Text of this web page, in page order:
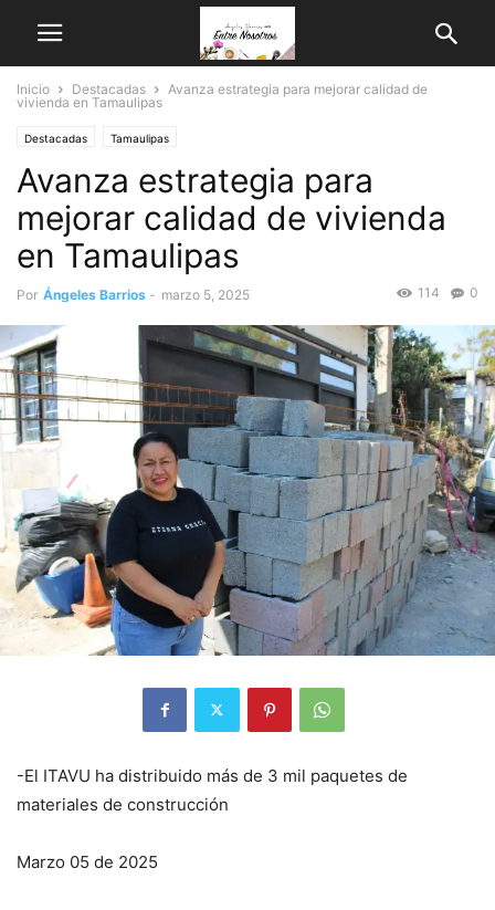
Inicio Destacadas
Avanza estrategia para mejorar calidad de
vivienda en Tamaulipas
Destacadas Tamaulipas
Avanza estrategia para
mejorar calidad de vivienda
en Tamaulipas
Por Ángeles Barrios - marzo 5, 2025 0
114
-El ITAVU ha distribuido más de 3 mil paquetes de
materiales de construcción
Marzo 05 de 2025